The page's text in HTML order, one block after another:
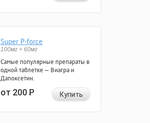
Super P-force
100мг + 60мг
Самые популярные препараты в
одной таблетке — Виагра и
Дапоксетин.
от 200Р Купить